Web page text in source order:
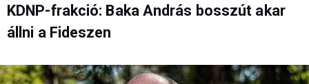
KDNP-frakció: Baka András bosszút akar
állni a Fideszen